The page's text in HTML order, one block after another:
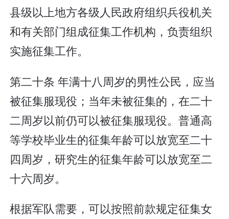
县级以上地方各级人民政府组织兵役机关
和有关部门组成征集工作机构，负责组织
实施征集工作。
第二十条 年满十八周岁的男性公民，应当
被征集服现役；当年未被征集的，在二十
二周岁以前仍可以被征集服现役。普通高
等学校毕业生的征集年龄可以放宽至二十
四周岁，研究生的征集年龄可以放宽至二
十六周岁。
根据军队需要，可以按照前款规定征集女